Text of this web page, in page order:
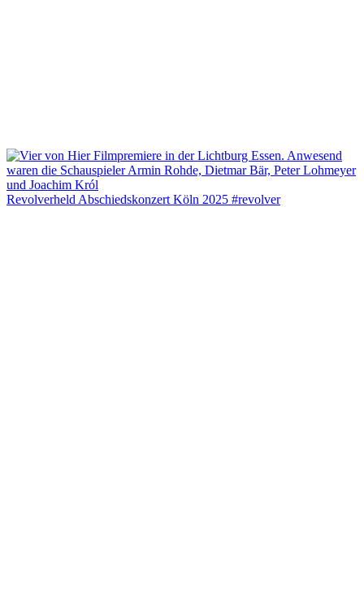
Revolverheld Abschiedskonzert Köln 2025 #revolver